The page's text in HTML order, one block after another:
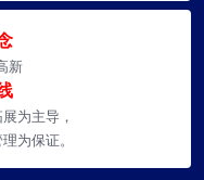
新
为主导，
为保证。